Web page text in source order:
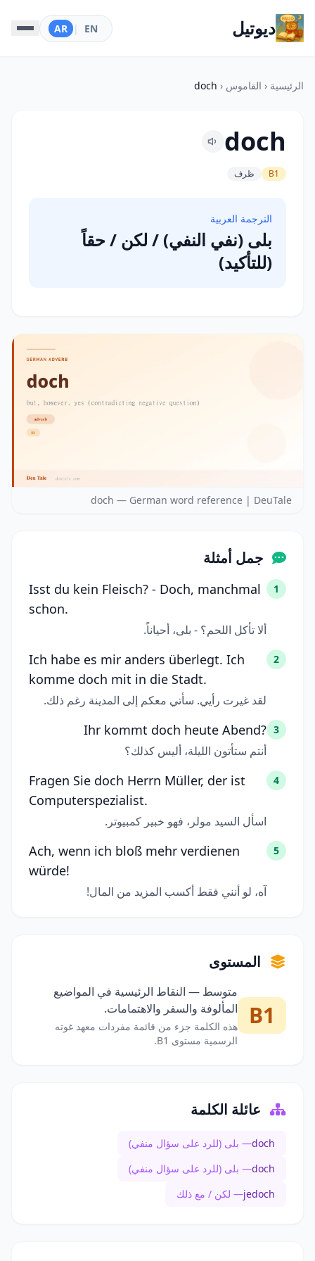
ديوتيل EN
|
AR
الرئيسية ‹ القاموس ‹
doch
doch
B1 ظرف
الترجمة العربية
بلى (نفي النفي) / لكن / حقاً
(للتأكيد)
doch — German word reference | DeuTale
جمل أمثلة
1
Isst du kein Fleisch? - Doch, manchmal
schon.
ألا تأكل اللحم؟ - بلى، أحياناً.
2
Ich habe es mir anders überlegt. Ich
komme doch mit in die Stadt.
لقد غيرت رأيي. سأتي معكم إلى المدينة رغم ذلك.
3
Ihr kommt doch heute Abend?
أنتم ستأتون الليلة، أليس كذلك؟
4
Fragen Sie doch Herrn Müller, der ist
Computerspezialist.
اسأل السيد مولر، فهو خبير كمبيوتر.
5
Ach, wenn ich bloß mehr verdienen
würde!
آه، لو أنني فقط أكسب المزيد من المال!
المستوى
B1
متوسط — النقاط الرئيسية في المواضيع
المألوفة والسفر والاهتمامات.
هذه الكلمة جزء من قائمة مفردات معهد غوته
الرسمية مستوى B1.
عائلة الكلمة
doch— بلى (للرد على سؤال منفي)
doch— بلى (للرد على سؤال منفي)
jedoch— لكن / مع ذلك